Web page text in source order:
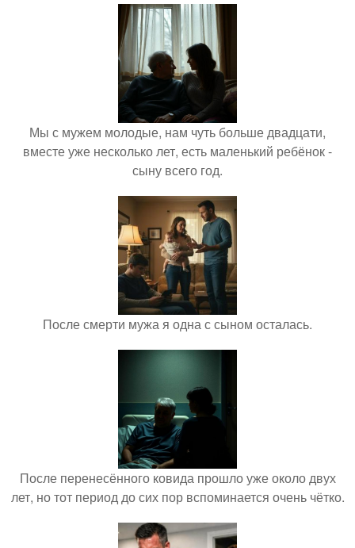
Мы с мужем молодые, нам чуть больше двадцати,
вместе уже несколько лет, есть маленький ребёнок -
сыну всего год.
После смерти мужа я одна с сыном осталась.
После перенесённого ковида прошло уже около двух
лет, но тот период до сих пор вспоминается очень чётко.